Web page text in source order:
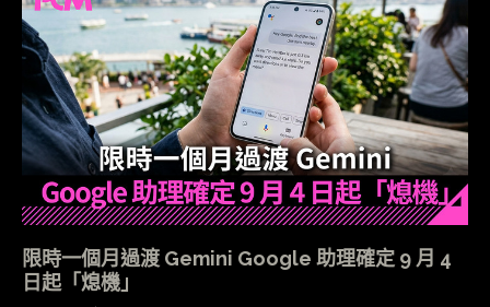
限時一個月過渡 Gemini Google 助理確定 9 月 4
日起「熄機」